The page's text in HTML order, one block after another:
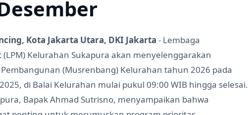
Kota Jakarta Utara, DKI Jakarta - Lembaga
Kelurahan Sukapura akan menyelenggarakan
(Musrenbang) Kelurahan tahun 2026 pada
di Balai Kelurahan mulai pukul 09:00 WIB hingga selesai.
Bapak Ahmad Sutrisno, menyampaikan bahwa